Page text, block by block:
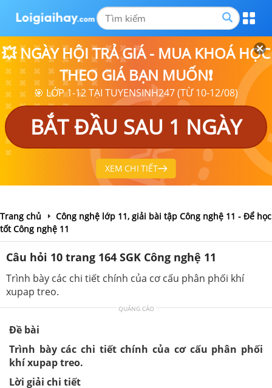
💥 NGÀY HỘI TRẢ GIÁ - MUA KHOÁ HỌC
THEO GIÁ BẠN MUỐN❗
🎯 LỚP 1-12 TẠI TUYENSINH247 (TỪ 10-12/08)
BẮT ĐẦU SAU 1 NGÀY
XEM CHI TIẾT
Trang chủ
Công nghệ lớp 11, giải bài tập Công nghệ 11 - Để học
tốt Công nghệ 11
Câu hỏi 10 trang 164 SGK Công nghệ 11
Trình bày các chi tiết chính của cơ cấu phân phối khí
xupap treo.
QUẢNG CÁO
Đề bài
Trình bày các chi tiết chính của cơ cấu phân phối
khí xupap treo.
Lời giải chi tiết